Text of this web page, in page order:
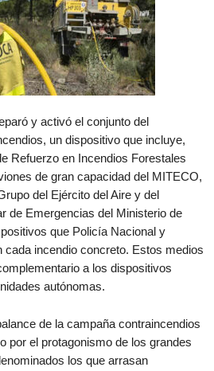
y activó el conjunto del
un dispositivo que incluye,
Refuerzo en Incendios Forestales
de gran capacidad del MITECO,
del Ejército del Aire y del
de Emergencias del Ministerio de
que Policía Nacional y
cada incendio concreto. Estos medios
a los dispositivos
autónomas.
de la campaña contraincendios
por el protagonismo de los grandes
los que arrasan